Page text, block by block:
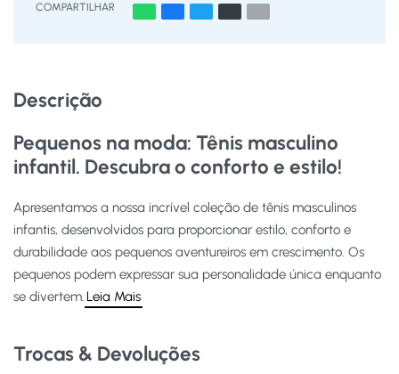
COMPARTILHAR
Descrição
Pequenos na moda: Tênis masculino
infantil. Descubra o conforto e estilo!
Apresentamos a nossa incrível coleção de tênis masculinos
infantis, desenvolvidos para proporcionar estilo, conforto e
durabilidade aos pequenos aventureiros em crescimento. Os
pequenos podem expressar sua personalidade única enquanto
se divertem. Leia Mais
Trocas & Devoluções